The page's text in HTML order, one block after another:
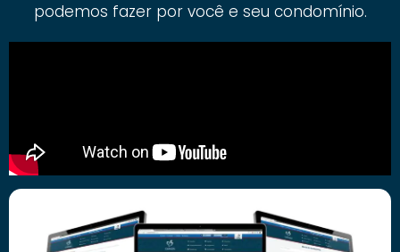
podemos fazer por você e seu condomínio.